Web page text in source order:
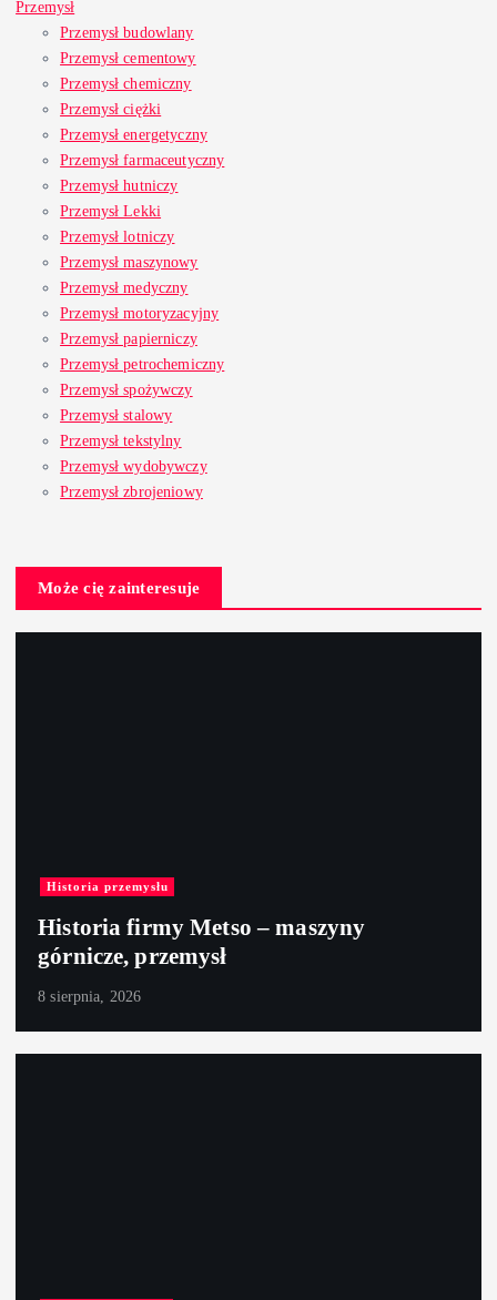
Przemysł
Przemysł budowlany
Przemysł cementowy
Przemysł chemiczny
Przemysł ciężki
Przemysł energetyczny
Przemysł farmaceutyczny
Przemysł hutniczy
Przemysł Lekki
Przemysł lotniczy
Przemysł maszynowy
Przemysł medyczny
Przemysł motoryzacyjny
Przemysł papierniczy
Przemysł petrochemiczny
Przemysł spożywczy
Przemysł stalowy
Przemysł tekstylny
Przemysł wydobywczy
Przemysł zbrojeniowy
Może cię zainteresuje
Historia przemysłu
Historia firmy Metso – maszyny
górnicze, przemysł
8 sierpnia, 2026